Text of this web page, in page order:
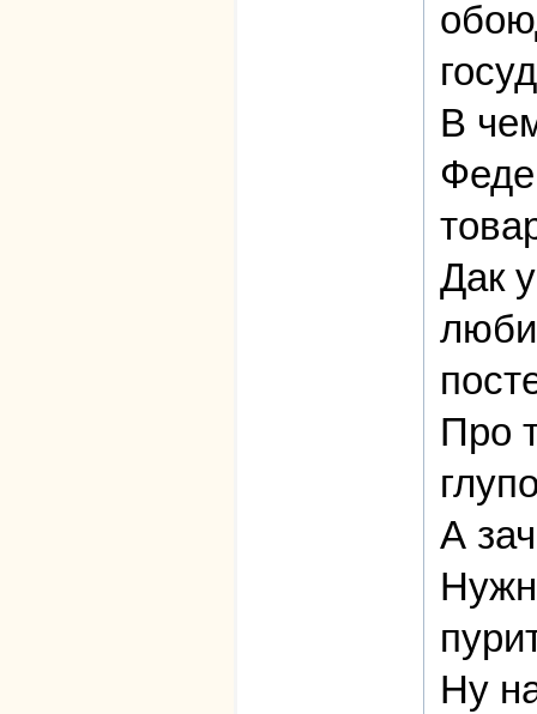
В
Дак
Про
А
Ну